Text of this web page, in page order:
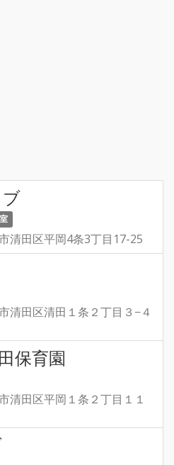
清田区平岡4条3丁目17-25
清田区清田１条２丁目３−４
保育園
清田区平岡１条２丁目１１